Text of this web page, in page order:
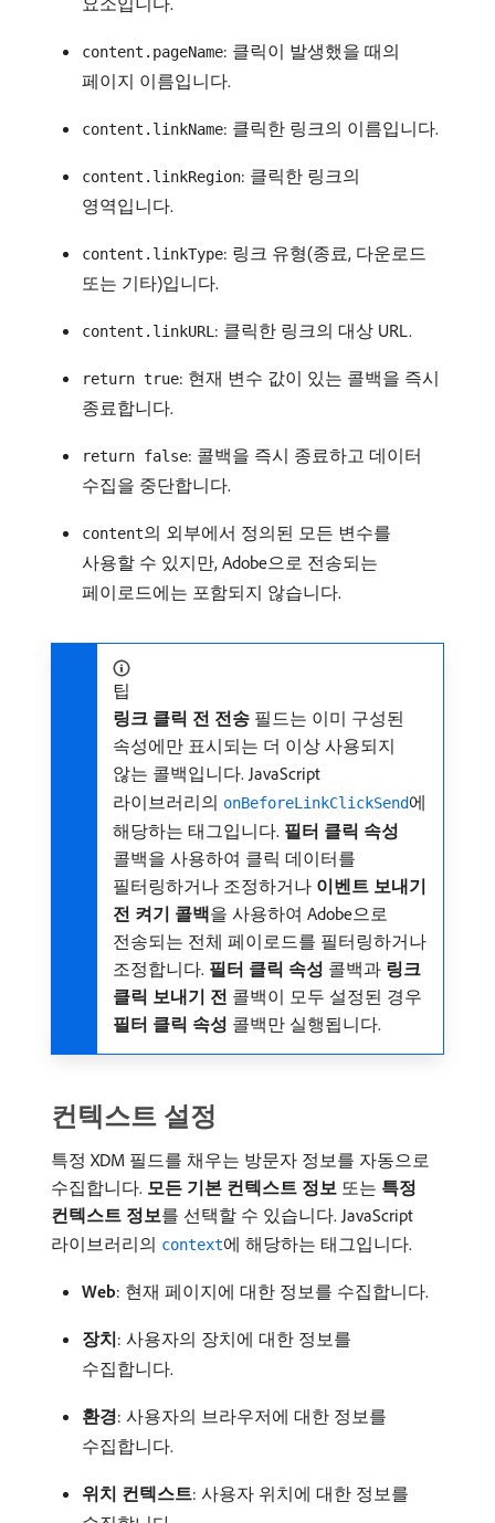
content.pageName: 클릭이 발생했을 때의
페이지 이름입니다.
content.linkName: 클릭한 링크의 이름입니다.
content.linkRegion: 클릭한 링크의
영역입니다.
content.linkType: 링크 유형(종료, 다운로드
또는 기타)입니다.
content.linkURL: 클릭한 링크의 대상 URL.
return true: 현재 변수 값이 있는 콜백을 즉시
종료합니다.
return false: 콜백을 즉시 종료하고 데이터
수집을 중단합니다.
content의 외부에서 정의된 모든 변수를
사용할 수 있지만, Adobe으로 전송되는
페이로드에는 포함되지 않습니다.
팁
링크 클릭 전 전송 필드는 이미 구성된
속성에만 표시되는 더 이상 사용되지
않는 콜백입니다. JavaScript
라이브러리의 onBeforeLinkClickSend에
해당하는 태그입니다. 필터 클릭 속성
콜백을 사용하여 클릭 데이터를
필터링하거나 조정하거나 이벤트 보내기
전 켜기 콜백​을 사용하여 Adobe으로
전송되는 전체 페이로드를 필터링하거나
조정합니다. 필터 클릭 속성 콜백과 링크
클릭 보내기 전 콜백이 모두 설정된 경우
필터 클릭 속성 콜백만 실행됩니다.
컨텍스트 설정
특정 XDM 필드를 채우는 방문자 정보를 자동으로
수집합니다. 모든 기본 컨텍스트 정보 또는 특정
컨텍스트 정보​를 선택할 수 있습니다. JavaScript
라이브러리의 context에 해당하는 태그입니다.
Web: 현재 페이지에 대한 정보를 수집합니다.
장치: 사용자의 장치에 대한 정보를
수집합니다.
환경: 사용자의 브라우저에 대한 정보를
수집합니다.
위치 컨텍스트: 사용자 위치에 대한 정보를